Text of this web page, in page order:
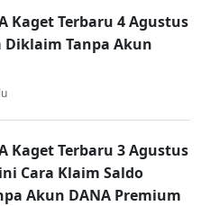
Kaget Terbaru 4 Agustus
Diklaim Tanpa Akun
Kaget Terbaru 3 Agustus
Cara Klaim Saldo
Akun DANA Premium